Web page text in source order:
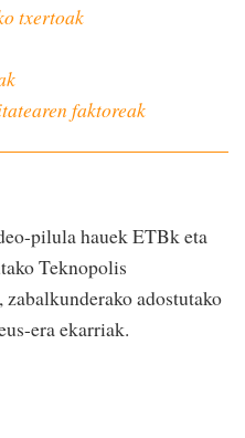
txertoak
faktoreak
pilula hauek ETBk eta
Teknopolis
adostutako
era ekarriak.